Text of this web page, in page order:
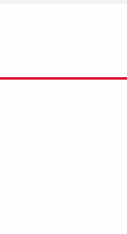
on loonud mitte ainult
töövõimalusi.